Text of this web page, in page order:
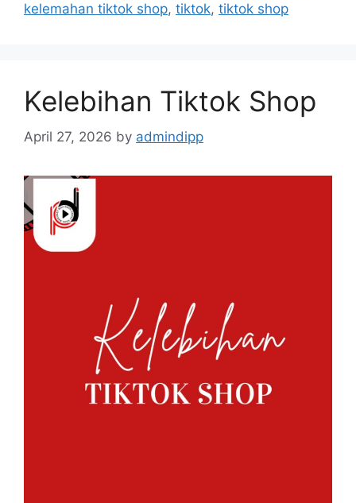
kelemahan tiktok shop, tiktok, tiktok shop
Kelebihan Tiktok Shop
April 27, 2026 by admindipp